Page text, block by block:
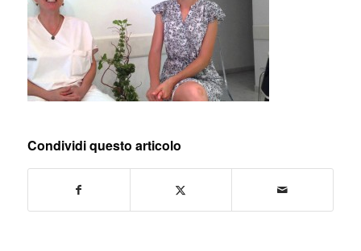
Condividi questo articolo